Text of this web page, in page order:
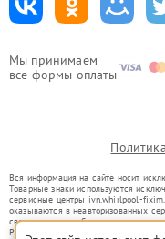
Мы принимаем
все формы оплаты
Вся информация на сайте носит
Товарные знаки используются
сервисные центры ivn.whirlpool-
оказываются в неавторизованных
связаны с правообладателями
Ремонт осуществляется для